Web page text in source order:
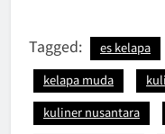
Tagged: es kelapa
kelapa muda
kuliner nusantara